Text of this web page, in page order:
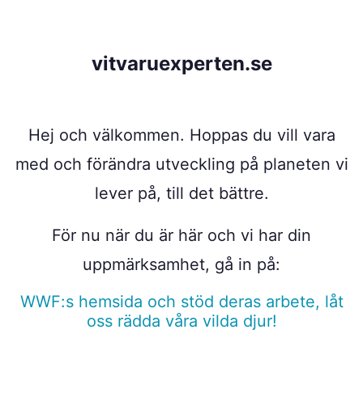
vitvaruexperten.se
Hej och välkommen. Hoppas du vill vara
med och förändra utveckling på planeten vi
lever på, till det bättre.
För nu när du är här och vi har din
uppmärksamhet, gå in på:
WWF:s hemsida och stöd deras arbete, låt
oss rädda våra vilda djur!